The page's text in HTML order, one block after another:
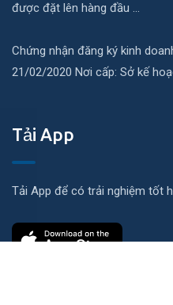
được đặt lên hàng đầu ...
Chứng nhận đăng ký kinh
21/02/2020 Nơi cấp: Sở kế
Tải App
Tải App để có trải nghiệm tốt